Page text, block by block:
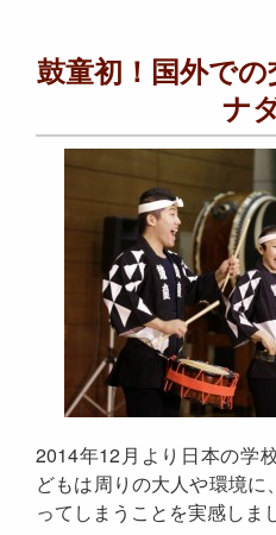
鼓童初！国外での
ナ
2014年12月より日本の学
どもは周りの大人や環境に
ってしまうことを実感しま